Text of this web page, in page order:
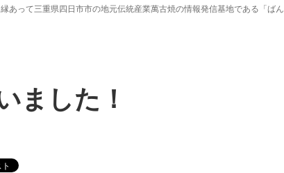
縁あって三重県四日市市の地元伝統産業萬古焼の情報発信基地である「ば
ました！